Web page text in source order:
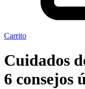
Carrito
Cuidados
6 consejos